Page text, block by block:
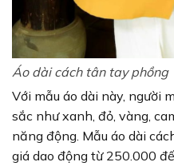
Áo dài cách tân tay phồng
Với mẫu áo dài này, người
sắc như xanh, đỏ, vàng,
năng động. Mẫu áo dài
giá dao động từ 250.000